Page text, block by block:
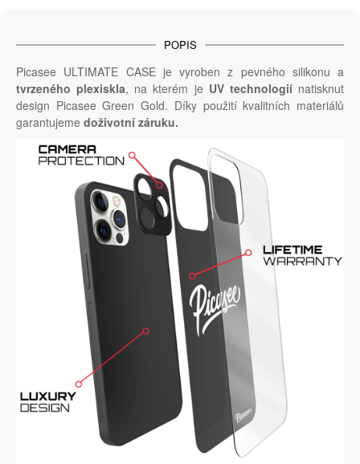
POPIS
Picasee ULTIMATE CASE je vyroben z pevného silikonu a
tvrzeného plexiskla, na kterém je UV technologiínatisknut
design Picasee Green Gold. Díky použití kvalitních materiálů
garantujeme doživotní záruku.